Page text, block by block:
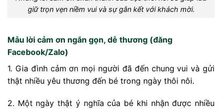
giữ trọn vẹn niềm vui và sự gắn kết với khách mời.
Mẫu lời cảm ơn ngắn gọn, dễ thương (đăng
Facebook/Zalo)
1. Gia đình cảm ơn mọi người đã đến chung vui và gửi
thật nhiều yêu thương đến bé trong ngày thôi nôi.
2. Một ngày thật ý nghĩa của bé khi nhận được nhiều